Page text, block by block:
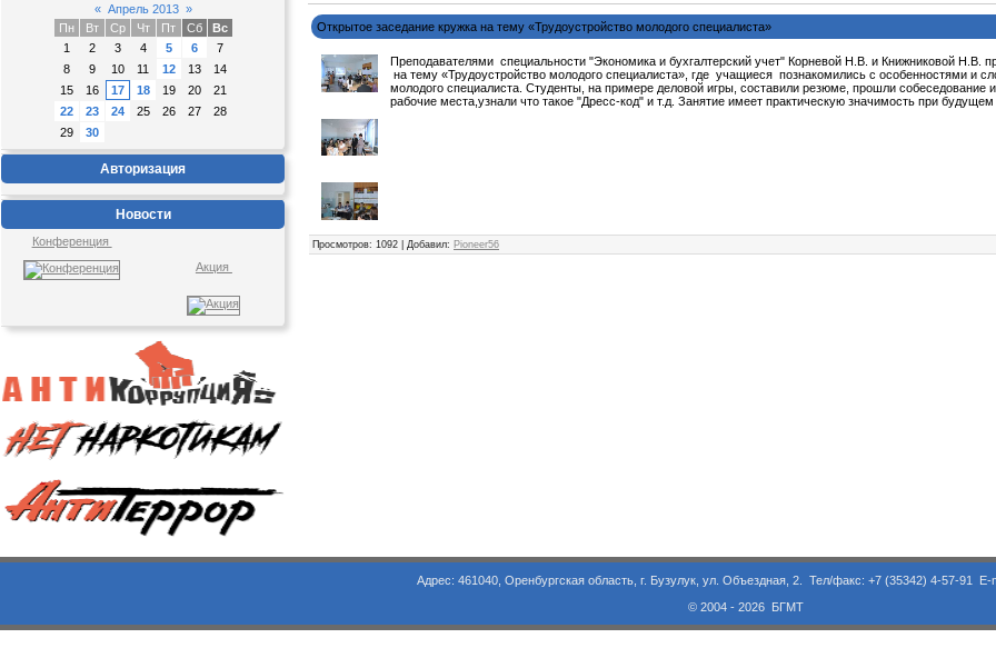
« Апрель 2013 »
Пн
Вт Ср Чт Пт Сб
Вс
1
2 3 4 5 6
7
8
9 10 11 12 13
14
15
16 17 18 19 20
21
22
23 24 25 26 27
28
29
30
Авторизация
Новости
Конференция
Акция
Открытое заседание кружка на тему «Трудоустройство молодого специалиста»
Преподавателями специальности "Экономика и бухгалтерский учет" Корневой Н.В. и Книжниковой Н.В.
на тему «Трудоустройство молодого специалиста», где учащиеся познакомились с особенностями и
молодого специалиста. Студенты, на примере деловой игры, составили резюме, прошли собеседование
рабочие места,узнали что такое "Дресс-код" и т.д. Занятие имеет практическую значимость при будущем
Просмотров: 1092 | Добавил: Pioneer56
Адрес: 461040, Оренбургская область, г. Бузулук, ул. Объездная, 2. Тел/факс: +7 (35342) 4-57-91 E-
© 2004 - 2026 БГМТ